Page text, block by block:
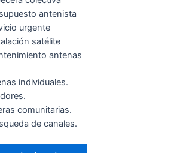
antenista
urgente
satélite
antenas
individuales.
comunitarias.
de canales.